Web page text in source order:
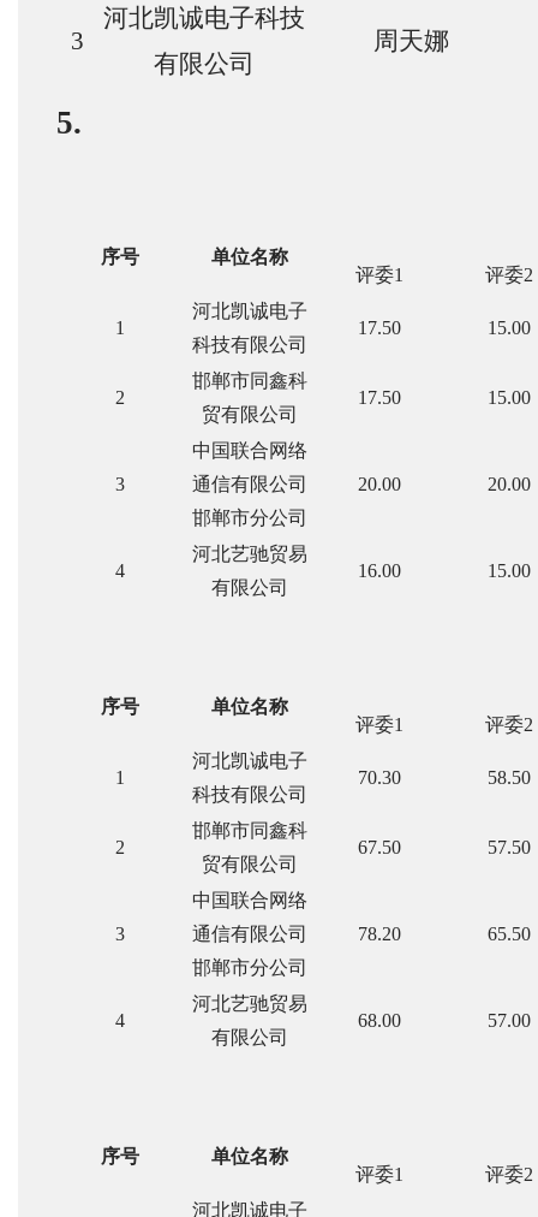
3
河北凯诚电子科技
有限公司
周天娜
5.
序号
单位名称
评委1
评委2
1
河北凯诚电子
科技有限公司
17.50 15.00
2
邯郸市同鑫科
贸有限公司
17.50 15.00
3
中国联合网络
通信有限公司
邯郸市分公司
20.00 20.00
4
河北艺驰贸易
有限公司
16.00 15.00
序号
单位名称
评委1
评委2
1
河北凯诚电子
科技有限公司
70.30 58.50
2
邯郸市同鑫科
贸有限公司
67.50 57.50
3
中国联合网络
通信有限公司
邯郸市分公司
78.20 65.50
4
河北艺驰贸易
有限公司
68.00 57.00
序号
单位名称
评委1
评委2
河北凯诚电子